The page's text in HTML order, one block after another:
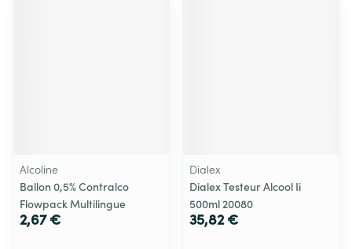
Alcoline
Ballon 0,5% Contralco
Flowpack Multilingue
2,67 €
Dialex
Dialex Testeur Alcool Ii
500ml 20080
35,82 €